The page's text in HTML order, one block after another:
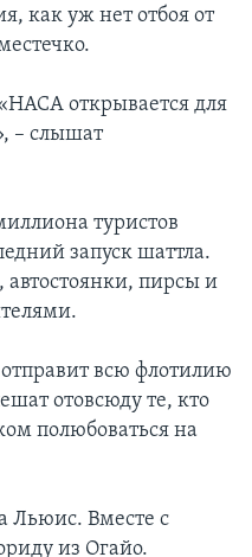
как уж нет отбоя от
открывается для
– слышат
туристов
запуск шаттла.
пирсы и
всю флотилию
отовсюду те, кто
полюбоваться на
Льюис. Вместе с
из Огайо.